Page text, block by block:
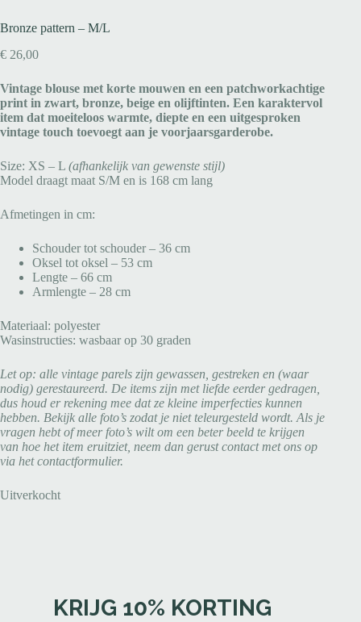
Bronze pattern – M/L
€ 26,00
Vintage blouse met korte mouwen en een patchworkachtige
print in zwart, bronze, beige en olijftinten. Een karaktervol
item dat moeiteloos warmte, diepte en een uitgesproken
vintage touch toevoegt aan je voorjaarsgarderobe.
Size: XS – L (afhankelijk van gewenste stijl)
Model draagt maat S/M en is 168 cm lang
Afmetingen in cm:
Schouder tot schouder – 36 cm
Oksel tot oksel – 53 cm
Lengte – 66 cm
Armlengte – 28 cm
Materiaal: polyester
Wasinstructies: wasbaar op 30 graden
Let op: alle vintage parels zijn gewassen, gestreken en (waar
nodig) gerestaureerd. De items zijn met liefde eerder gedragen,
dus houd er rekening mee dat ze kleine imperfecties kunnen
hebben. Bekijk alle foto’s zodat je niet teleurgesteld wordt. Als je
vragen hebt of meer foto’s wilt om een beter beeld te krijgen
van hoe het item eruitziet, neem dan gerust contact met ons op
via het contactformulier.
Uitverkocht
KRIJG 10% KORTING